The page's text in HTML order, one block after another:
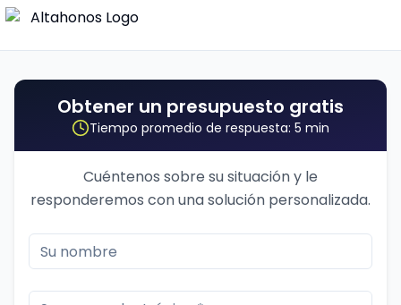
Obtener un presupuesto gratis
Tiempo promedio de respuesta: 5 min
Cuéntenos sobre su situación y le
responderemos con una solución personalizada.